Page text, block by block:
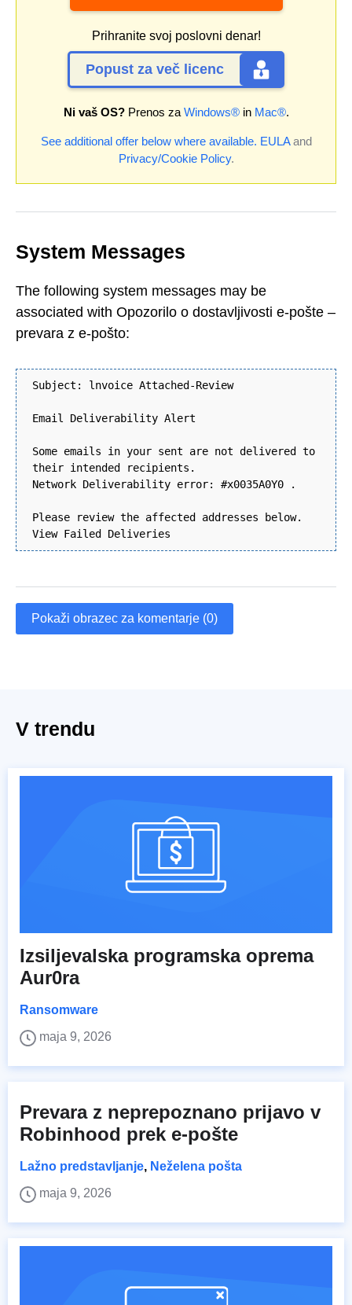
Prihranite svoj poslovni denar!
Popust za več licenc
Ni vaš OS?Prenos za Windows®in Mac®.
See additional offer below where available. EULAand
Privacy/Cookie Policy.
System Messages
The following system messages may be
associated with Opozorilo o dostavljivosti e-pošte –
prevara z e-pošto:
Subject: lnvoice Attached-Review
Email Deliverability Alert
Some emails in your sent are not delivered to
their intended recipients.
Network Deliverability error: #x0035A0Y0 .
Please review the affected addresses below.
View Failed Deliveries
Pokaži obrazec za komentarje (0)
V trendu
Izsiljevalska programska oprema
Aur0ra
Ransomware
maja 9, 2026
Prevara z neprepoznano prijavo v
Robinhood prek e-pošte
Lažno predstavljanje, Neželena pošta
maja 9, 2026